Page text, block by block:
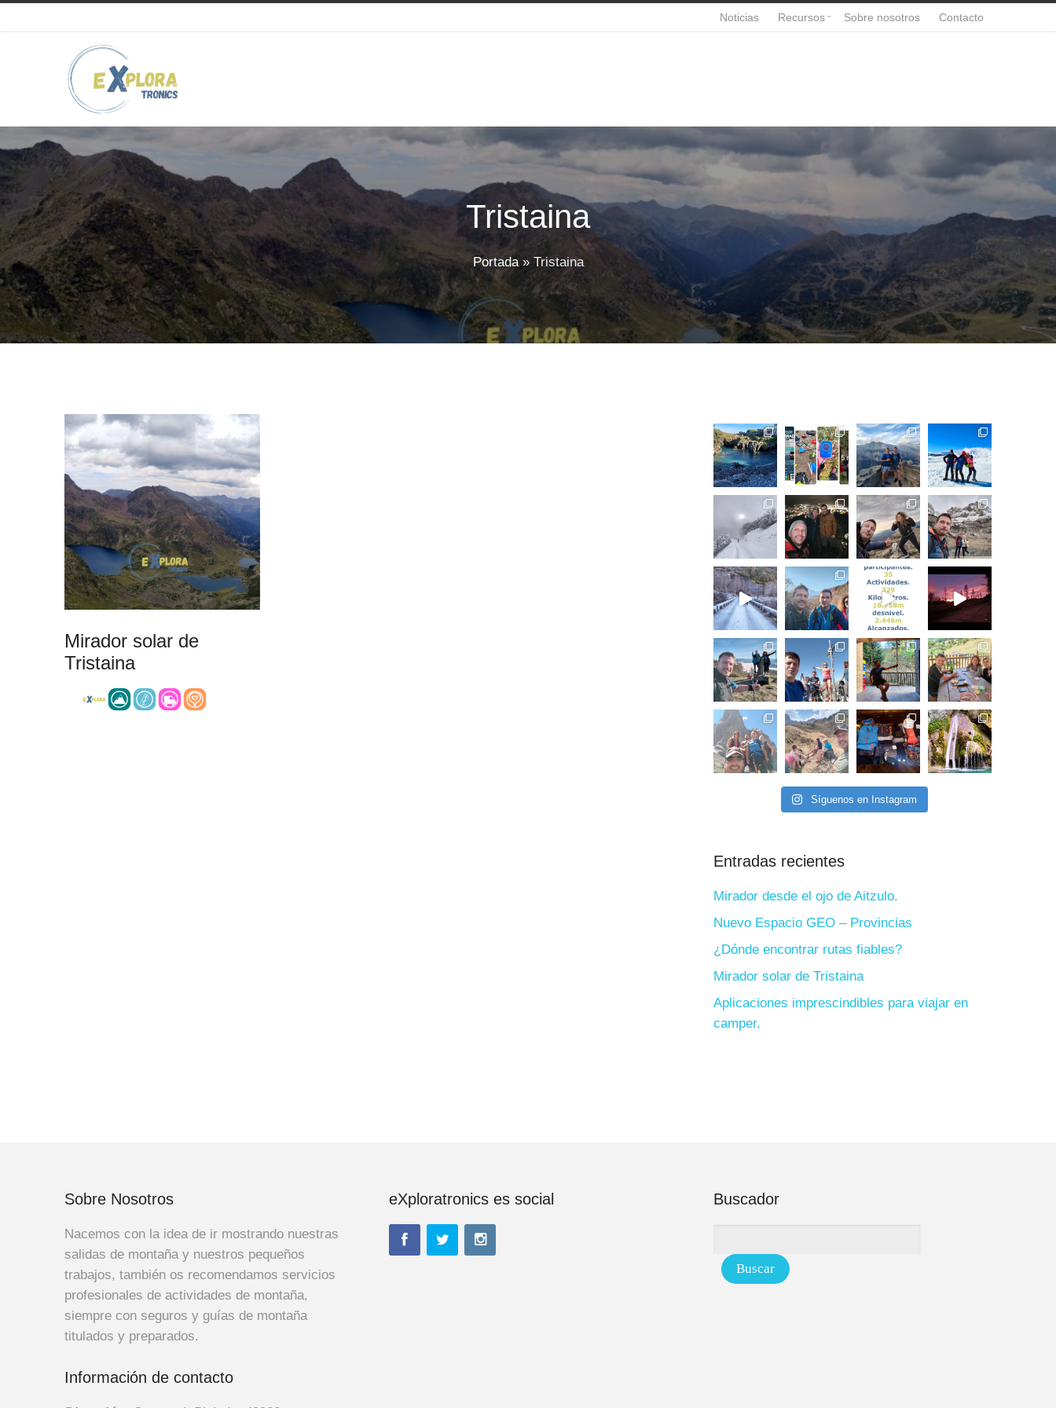
Noticias Recursos Sobre nosotros Contacto
Tristaina
Portada» Tristaina
Mirador solar de
Tristaina
Síguenos en Instagram
Entradas recientes
Mirador desde el ojo de Aitzulo.
Nuevo Espacio GEO – Provincias
¿Dónde encontrar rutas fiables?
Mirador solar de Tristaina
Aplicaciones imprescindibles para viajar en
camper.
Sobre Nosotros
Nacemos con la idea de ir mostrando nuestras
salidas de montaña y nuestros pequeños
trabajos, también os recomendamos servicios
profesionales de actividades de montaña,
siempre con seguros y guías de montaña
titulados y preparados.
Información de contacto
eXploratronics es social Buscador